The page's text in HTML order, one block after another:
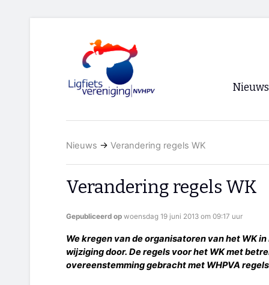
Nieuws
RSS
Nieuws → Verandering regels WK
Verandering regels WK
Gepubliceerd op woensdag 19 juni 2013 om 09:17 uur
We kregen van de organisatoren van het WK
wijziging door. De regels voor het WK met
overeenstemming gebracht met WHPVA